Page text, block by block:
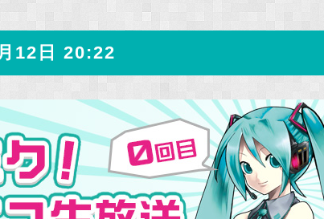
12日 20:22